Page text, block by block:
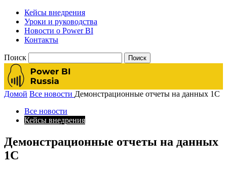
Кейсы внедрения
Уроки и руководства
Новости о Power BI
Контакты
Поиск
Домой Все новости Демонстрационные отчеты на данных 1С
Все новости
Кейсы внедрения
Демонстрационные отчеты на данных
1С